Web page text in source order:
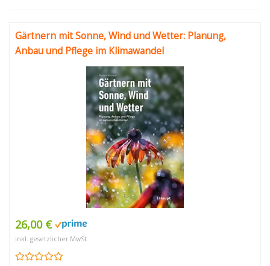
Gärtnern mit Sonne, Wind und Wetter: Planung,
Anbau und Pflege im Klimawandel
26,00 €
inkl. gesetzlicher MwSt.